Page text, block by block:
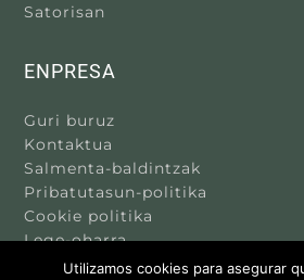
Satorisan
ENPRESA
Guri buruz
Kontaktua
Salmenta-baldintzak
Pribatutasun-politika
Cookie politika
Lege-oharra
Utilizamos cookies para asegurar